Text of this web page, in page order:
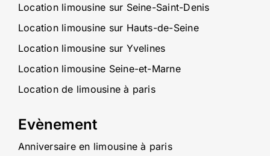
Location limousine sur Seine-Saint-Denis
Location limousine sur Hauts-de-Seine
Location limousine sur Yvelines
Location limousine Seine-et-Marne
Location de limousine à paris
Evènement
Anniversaire en limousine à paris